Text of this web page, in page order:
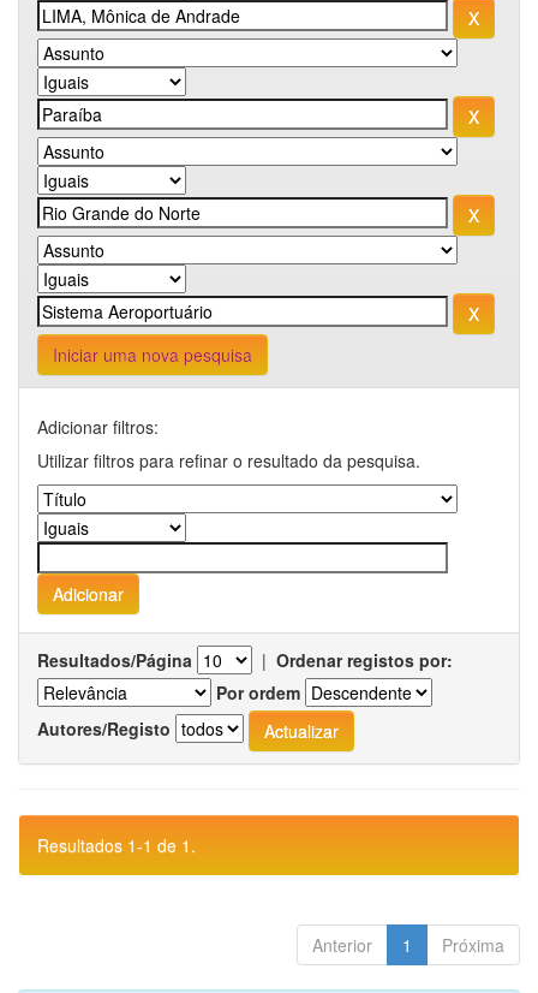
Iniciar uma nova pesquisa
Adicionar filtros:
Utilizar filtros para refinar o resultado da pesquisa.
Resultados/Página | Ordenar registos por:
Por ordem
Autores/Registo
Resultados 1-1 de 1.
Anterior 1 Próxima